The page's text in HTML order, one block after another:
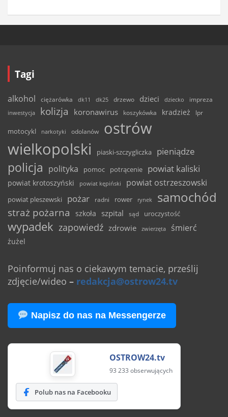
Tagi
alkohol ciężarówka dk11 dk25 drzewo dzieci dziecko
impreza
inwestycja
kolizja koronawirus koszykówka kradzież lpr
motocykl narkotyki odolanów
ostrów
wielkopolski
piaski-szczygliczka pieniądze
policja polityka pomoc potrącenie powiat kaliski
powiat krotoszyński powiat kępiński powiat ostrzeszowski
powiat pleszewski pożar radni rower rynek samochód
straż pożarna szkoła szpital sąd uroczystość
wypadek zapowiedź zdrowie zwierzęta śmierć
żużel
Poinformuj nas o ciekawym temacie, prześlij
zdjęcie/wideo – redakcja@ostrow24.tv
Napisz do nas na Messengerze
OSTROW24.tv
93 233 obserwujących
Polub nas na Facebooku